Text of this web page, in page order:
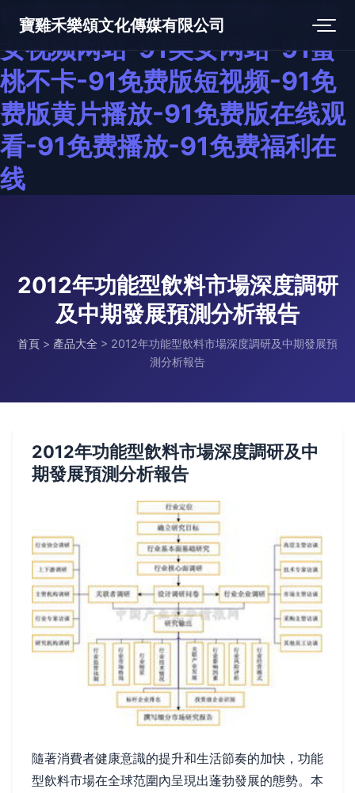
91美女黄片-91美女视频-91美
女视频网站-91美女网站-91蜜
桃不卡-91免费版短视频-91免
费版黄片播放-91免费版在线观
看-91免费播放-91免费福利在
线
寶雞禾樂頌文化傳媒有限公司
2012年功能型飲料市場深度調研
及中期發展預測分析報告
首頁 > 產品大全 > 2012年功能型飲料市場深度調研及中期發展預
測分析報告
2012年功能型飲料市場深度調研及中
期發展預測分析報告
隨著消費者健康意識的提升和生活節奏的加快，功能
型飲料市場在全球范圍內呈現出蓬勃發展的態勢。本